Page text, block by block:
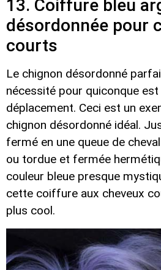
13. Coiffure bleu
désordonnée pour
courts
Le chignon désordonné
nécessité pour quiconque
déplacement. Ceci est un
chignon désordonné idéal.
fermé en une queue de
ou tordue et fermée
couleur bleue presque
cette coiffure aux cheveux
plus cool.